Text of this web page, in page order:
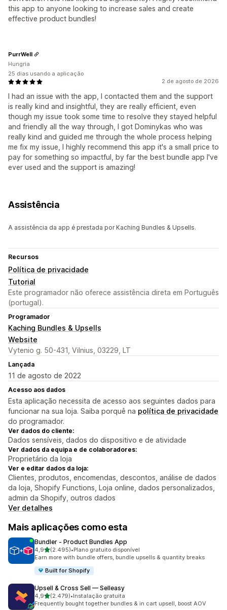
this app to anyone looking to increase sales and create
effective product bundles!
2 de agosto de 2026
I had an issue with the app, I contacted them and the support
is really kind and insightful, they are really efficient, even
though my issue took some time to resolve they stayed helpful
and friendly all the way through, I got Dominykas who was
really kind and guided me through the whole process helping
me fix my issue, I highly recommend this app it's a small price to
pay for something so impactful, by far the best bundle app I've
ever used and the support is amazing!
PurrWell
Hungria
25 dias usando a aplicação
Assistência
A assistência da app é prestada por Kaching Bundles & Upsells.
Recursos
Política de privacidade
Tutorial
Este programador não oferece assistência direta em Português
(portugal).
Programador
Kaching Bundles & Upsells
Website
Vytenio g. 50-431, Vilnius, 03229, LT
Lançada
11 de agosto de 2022
Acesso aos dados
Esta aplicação necessita de acesso aos seguintes dados para
funcionar na sua loja. Saiba porquê na política de privacidade
do programador.
Ver dados do cliente:
Dados sensíveis, dados do dispositivo e de atividade
Ver dados da equipa e de colaboradores:
Proprietário da loja
Ver e editar dados da loja:
Clientes, produtos, encomendas, descontos, análise de dados
da loja, Shopify Functions, Loja online, dados personalizados,
admin da Shopify, outros dados
Ver detalhes
Mais aplicações como esta
Bundler ‑ Product Bundles App
4,9de 5 estrelas
(2.495)
2495 total de avaliações
•Plano gratuito disponível
Earn more with bundle offers, bundle upsells & quantity breaks
Built for Shopify
Upsell & Cross Sell — Selleasy
4,9de 5 estrelas
(2.479)
2479 total de avaliações
•Instalação gratuita
Frequently bought together bundles & in cart upsell, boost AOV